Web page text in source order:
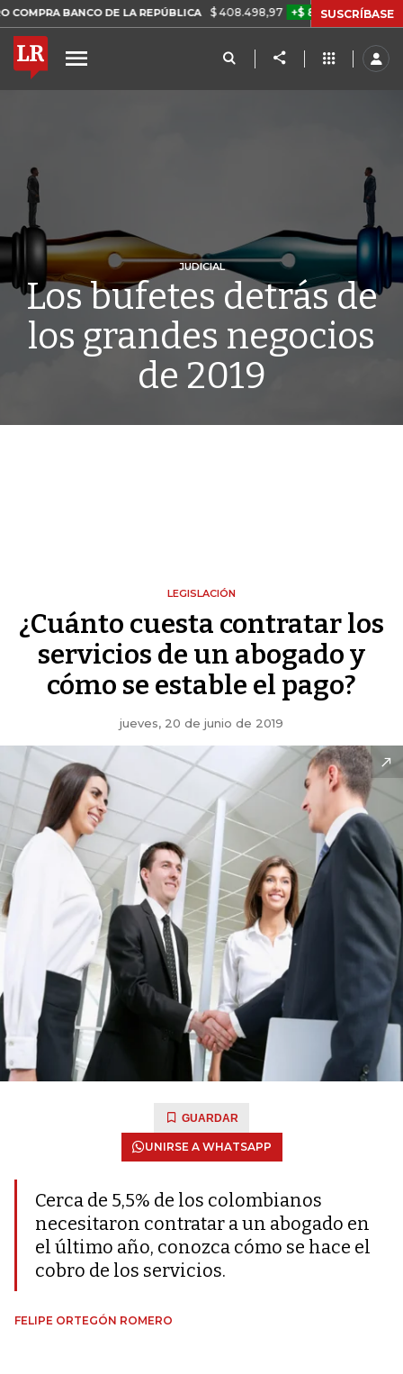
BANCO DE LA REPÚBLICA $ 408.498,97 +$ 8.753,81 +2,19%
SUSCRÍBASE
JUDICIAL
Los bufetes detrás de
los grandes negocios
de 2019
LEGISLACIÓN
¿Cuánto cuesta contratar los
servicios de un abogado y
cómo se estable el pago?
jueves, 20 de junio de 2019
GUARDAR
UNIRSE A WHATSAPP
Cerca de 5,5% de los colombianos
necesitaron contratar a un abogado en
el último año, conozca cómo se hace el
cobro de los servicios.
FELIPE ORTEGÓN ROMERO